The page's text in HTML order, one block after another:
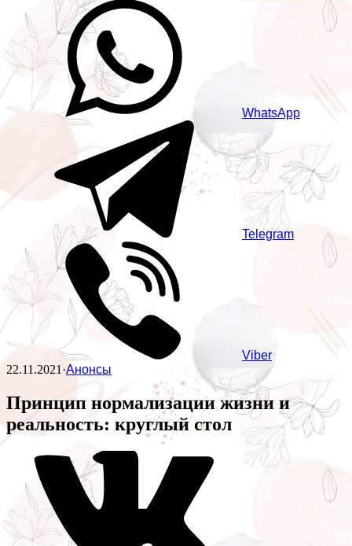
WhatsApp
Telegram
Viber
22.11.2021·Анонсы
Принцип нормализации жизни и
реальность: круглый стол